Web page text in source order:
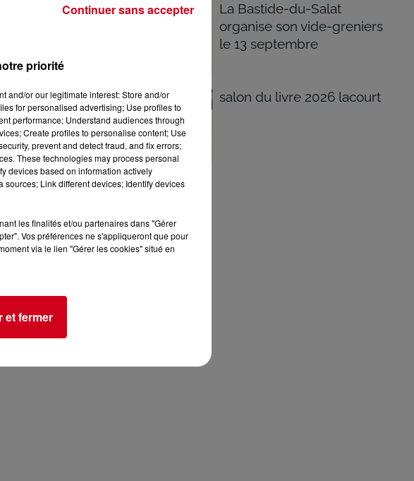
du Fossat. Elle
sans hésitation
pièces interprétées
, adaptés pour grand
certaines
mesures, la
musicale,
humaine.
La Bastide-du-Salat
organise son vide-greniers
le 13 septembre
salon du livre 2026 lacourt
priorité
and/or our legitimate interest: Store and/or
for personalised advertising; Use profiles to
performance; Understand audiences through
Create profiles to personalise content; Use
prevent and detect fraud, and fix errors;
These technologies may process personal
devices based on information actively
Link different devices; Identify devices
les finalités et/ou partenaires dans "Gérer
Vos préférences ne s'appliqueront que pour
via le lien "Gérer les cookies" situé en
et fermer
Continuer sans accepter